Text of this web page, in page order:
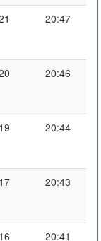
20:47
20:46
20:44
20:43
20:41